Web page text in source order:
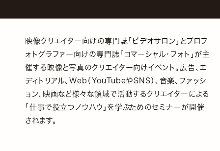
映像クリエイター向けの専門誌「ビデオサロン」とプロフ
ォトグラファー向けの専門誌「コマーシャル・フォト」が主
催する映像と写真のクリエイター向けイベント。広告、エ
ディトリアル、Web（YouTubeやSNS）、音楽、ファッシ
ョン、映画など様々な領域で活動するクリエイターによる
「仕事で役立つノウハウ」を学ぶためのセミナーが開催
されます。